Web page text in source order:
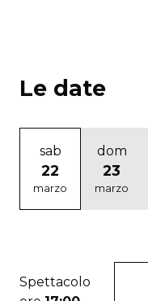
Le date
sab
22
marzo
dom
23
marzo
Spettacolo